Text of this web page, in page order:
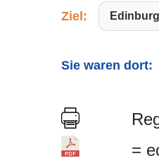
Ziel:
Sie waren dort:
=